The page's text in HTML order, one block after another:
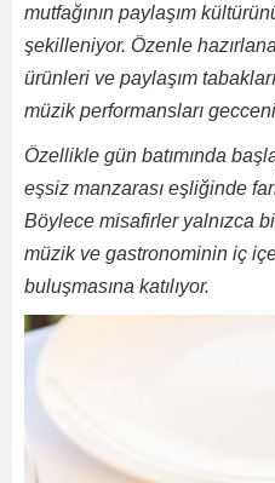
mutfağının paylaşım
şekilleniyor. Özenle
ürünleri ve paylaşım
müzik performansları
Özellikle gün batımında
eşsiz manzarası eşliğinde
Böylece misafirler yalnızca
müzik ve gastronominin iç
buluşmasına katılıyor.